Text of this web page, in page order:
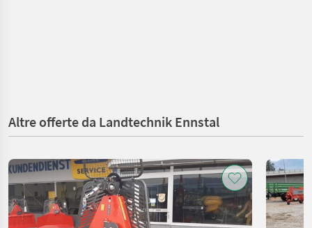
Altre offerte da Landtechnik Ennstal